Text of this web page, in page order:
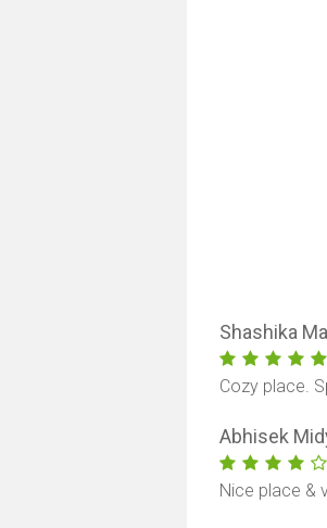
Shashika
Cozy place.
Abhisek
Nice place &